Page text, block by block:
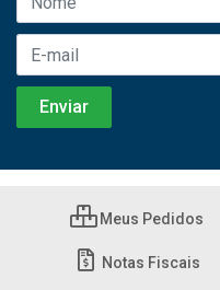
Meus Pedidos
Notas Fiscais